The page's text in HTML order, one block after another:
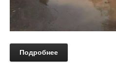
Подробнее